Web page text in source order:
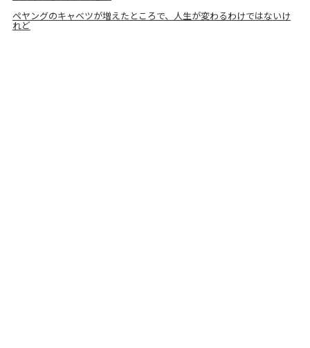
ペヤングのキャベツが増えたところで、人生が変わるわけではないけ
れど